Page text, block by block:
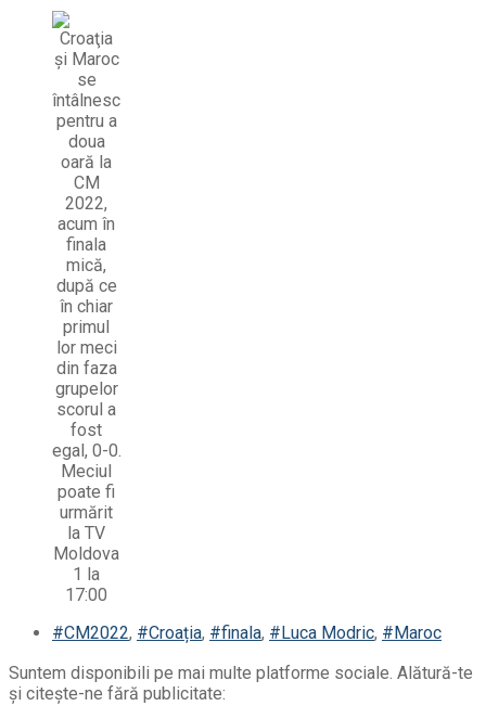
#CM2022, #Croația, #finala, #Luca Modric, #Maroc
Suntem disponibili pe mai multe platforme sociale. Alătură-te
și citește-ne fără publicitate: